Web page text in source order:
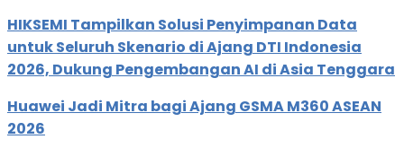
HIKSEMI Tampilkan Solusi Penyimpanan Data
untuk Seluruh Skenario di Ajang DTI Indonesia
2026, Dukung Pengembangan AI di Asia Tenggara
Huawei Jadi Mitra bagi Ajang GSMA M360 ASEAN
2026